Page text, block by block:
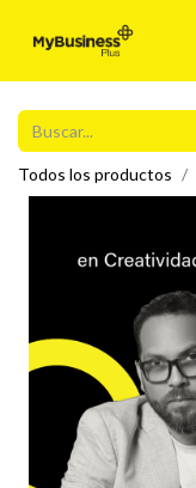
Todos los productos